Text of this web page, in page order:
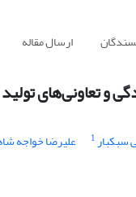
ارسال مقاله
و تعاونی‌های
سبکبار1 علیرضا خواجه